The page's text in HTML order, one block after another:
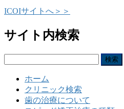
ICOIサイトへ＞＞
サイト内検索
ホーム
クリニック検索
歯の治療について